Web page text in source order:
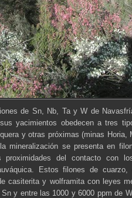
de Sn, Nb, Ta y W de
yacimientos obedecen a tres
y otras próximas (minas Horia,
mineralización se presenta en
proximidades del contacto con
Estos filones de cuarzo,
casiterita y wolframita con leyes
y entre las 1000 y 6000 ppm de